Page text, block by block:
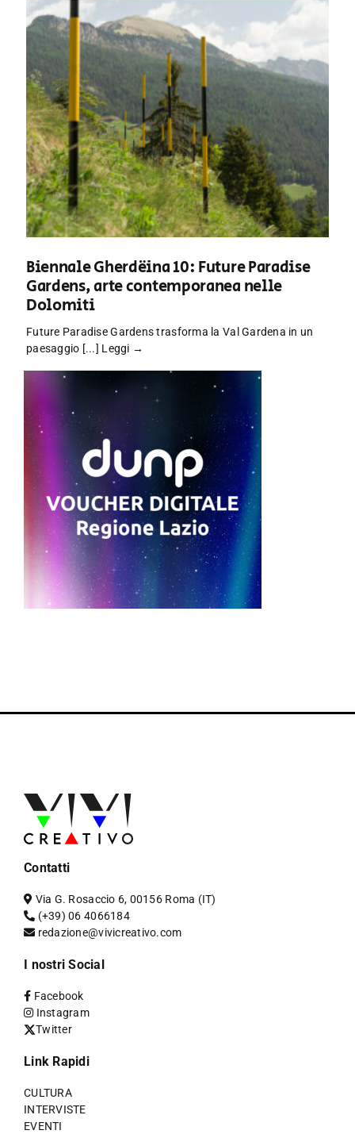
Biennale Gherdëina 10: Future Paradise
Gardens, arte contemporanea nelle
Dolomiti
Future Paradise Gardens trasforma la Val Gardena in un
paesaggio [...] Leggi →
Contatti
Via G. Rosaccio 6, 00156 Roma (IT)
(+39) 06 4066184
redazione@vivicreativo.com
I nostri Social
Facebook
Instagram
Twitter
Link Rapidi
CULTURA
INTERVISTE
EVENTI